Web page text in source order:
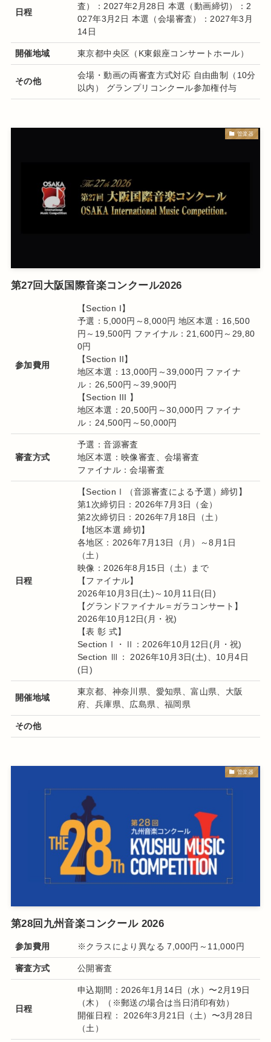
日程
査）：2027年2月28日 本選（動画締切）：2
027年3月2日 本選（会場審査）：2027年3月
14日
開催地域 東京都中央区（K東銀座コンサートホール）
その他
会場・動画の両審査方式対応 自由曲制（10分
以内） グランプリコンクール参加権付与
管楽器
第27回大阪国際音楽コンクール2026
参加費用
【Section I】
予選：5,000円～8,000円 地区本選：16,500
円～19,500円 ファイナル：21,600円～29,80
0円
【Section II】
地区本選：13,000円～39,000円 ファイナ
ル：26,500円～39,900円
【Section III 】
地区本選：20,500円～30,000円 ファイナ
ル：24,500円～50,000円
審査方式
予選：音源審査
地区本選：映像審査、会場審査
ファイナル：会場審査
日程
【SectionⅠ（音源審査による予選）締切】
第1次締切日：2026年7月3日（金）
第2次締切日：2026年7月18日（土）
【地区本選 締切】
各地区：2026年7月13日（月）～8月1日
（土）
映像：2026年8月15日（土）まで
【ファイナル】
2026年10月3日(土)～10月11日(日)
【グランドファイナル＝ガラコンサート】
2026年10月12日(月・祝)
【表 彰 式】
SectionⅠ・Ⅱ：2026年10月12日(月・祝)
Section Ⅲ： 2026年10月3日(土)、10月4日
(日)
開催地域
東京都、神奈川県、愛知県、富山県、大阪
府、兵庫県、広島県、福岡県
その他
管楽器
第28回九州音楽コンクール 2026
参加費用 ※クラスにより異なる 7,000円～11,000円
審査方式 公開審査
日程
申込期間：2026年1月14日（水）〜2月19日
（木）（※郵送の場合は当日消印有効）
開催日程： 2026年3月21日（土）〜3月28日
（土）